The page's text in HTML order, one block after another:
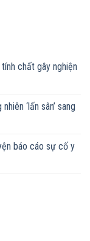
chất gây nghiện
‘lấn sân’ sang
báo cáo sự cố y